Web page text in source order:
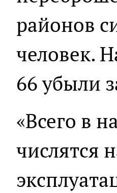
районов
человек.
66 убыли
«Всего в
числятся